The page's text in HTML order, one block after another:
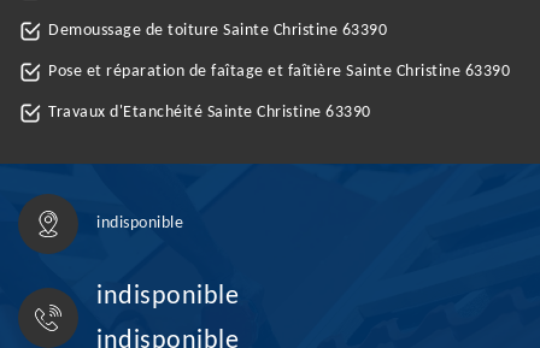
Demoussage de toiture Sainte Christine 63390
Pose et réparation de faîtage et faîtière Sainte Christine 63390
Travaux d'Etanchéité Sainte Christine 63390
indisponible
indisponible
indisponible